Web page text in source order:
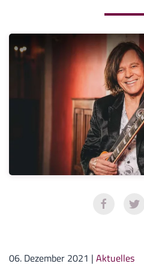
06. Dezember 2021 | Aktuelles